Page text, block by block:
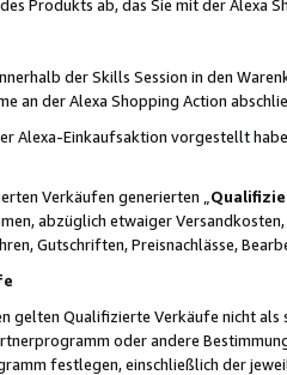
Produkts ab, das Sie mit der Alexa
der Skills Session in den
an der Alexa Shopping Action
Alexa-Einkaufsaktion vorgestellt
Verkäufen generierten „
abzüglich etwaiger
Gutschriften, Preisnachlässe,
gelten Qualifizierte Verkäufe nicht
oder andere
festlegen, einschließlich der